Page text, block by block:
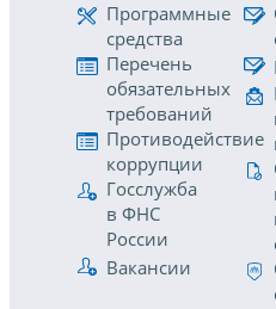
Программные
средства
Перечень
обязательных
требований
Противодействие
коррупции
Госслужба
в ФНС
России
Вакансии